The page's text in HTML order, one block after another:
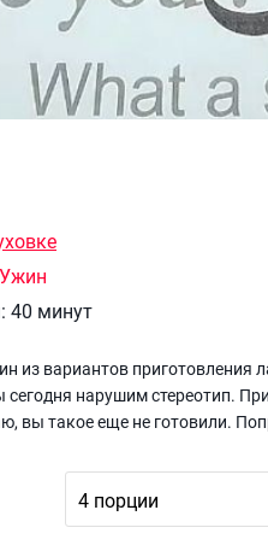
Ужин
40 минут
из вариантов
нарушим стереотип.
вы такое еще не готовили.